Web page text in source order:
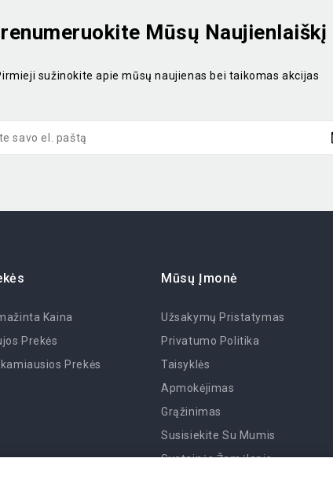
Mūsų Naujienlaiškį
sužinokite apie mūsų naujienas bei taikomas akcijas
Kaina
Prekės
Prekės
Mūsų Įmonė
Užsakymų Pristatymas
Privatumo Politika
Taisyklės
Apmokėjimas
Grąžinimas
Susisiekite Su Mumis
Svetainės Žemėlapis